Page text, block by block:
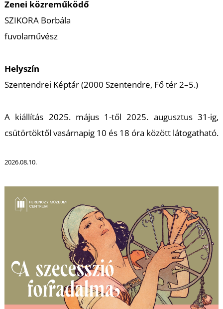
Zenei közreműködő
SZIKORA Borbála
fuvolaművész
Helyszín
Szentendrei Képtár (2000 Szentendre, Fő tér 2–5.)
A kiállítás 2025. május 1-től 2025. augusztus 31-ig,
csütörtöktől vasárnapig 10 és 18 óra között látogatható.
2026.08.10.